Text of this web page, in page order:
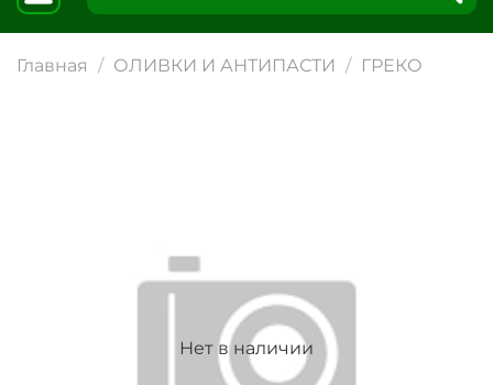
Главная ОЛИВКИ И АНТИПАСТИ ГРЕКО
Нет в наличии